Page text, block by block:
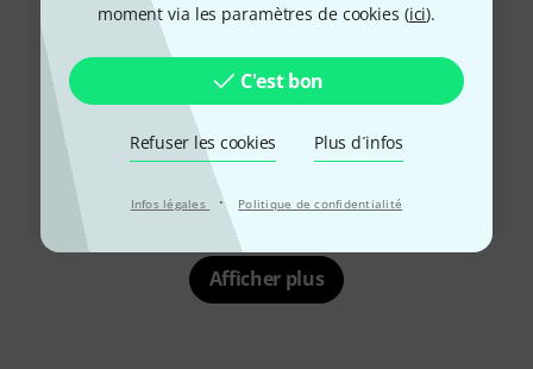
moment via les paramètres de cookies (ici).
C'est bon
Refuser les cookies Plus d´infos
Infos légales · Politique de confidentialité
Kernom Ridge Overdrive
Afficher plus